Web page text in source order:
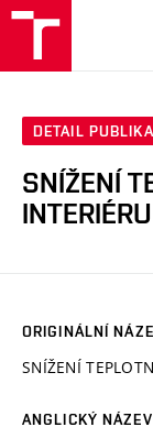
DETAIL
SNÍŽENÍ
ORIGINÁLNÍ
SNÍŽENÍ
ANGLICKÝ NÁZEV